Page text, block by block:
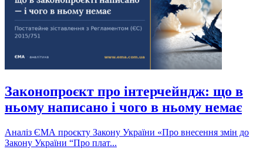
Законопроєкт про інтерчейндж: що в
ньому написано і чого в ньому немає
Аналіз ЄМА проєкту Закону України «Про внесення змін до
Закону України “Про плат...